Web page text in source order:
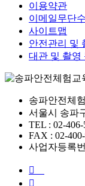
이용약관
이메일무단
사이트맵
안전관리 및
대관 및 촬영
송파안전체
서울시 송파
TEL : 02-406-
FAX : 02-
사업자등록